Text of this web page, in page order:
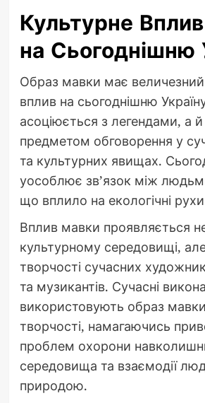
Культурне
на Сьогоднішню
Образ мавки має
вплив на сьогоднішню
асоціюється з легендами, а й
предметом обговорення у
та культурних явищах.
уособлює зв’язок між
що вплило на екологічні рухи
Вплив мавки проявляється
культурному середовищі,
творчості сучасних
та музикантів. Сучасні
використовують образ
творчості, намагаючись
проблем охорони
середовища та взаємодії
природою.